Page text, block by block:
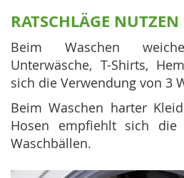
RATSCHLÄGE NUTZEN
Beim Waschen
Unterwäsche, T-Shirts,
sich die Verwendung von 3
Beim Waschen harter
Hosen empfiehlt sich die
Waschbällen.